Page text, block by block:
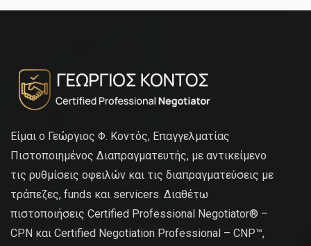
Είμαι ο Γεώργιος Φ. Κοντός, Επαγγελματίας
Πιστοποιημένος Διαπραγματευτής, με αντικείμενο
τις ρυθμίσεις οφειλών και τις διαπραγματεύσεις με
τράπεζες, funds και servicers. Διαθέτω
πιστοποιήσεις Certified Professional Negotiator® –
CPN και Certified Negotiation Professional – CNP™,